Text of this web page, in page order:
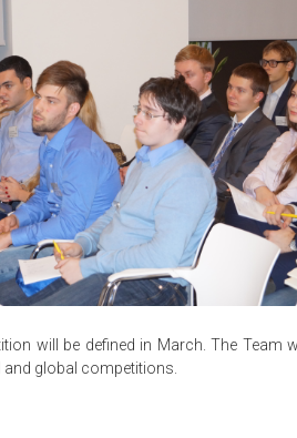
will be defined in March. The Team
global competitions.